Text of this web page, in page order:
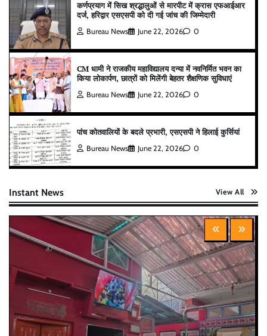
कर्णप्रयाग में सिख श्रद्धालुओं से मारपीट में क्रास एफआईआर
दर्ज, हरिद्वार एसएसपी को दी गई जांच की जिम्मेदारी
Bureau News June 22, 2026 0
CM धामी ने राजकीय महाविद्यालय दन्या में नवनिर्मित भवन का
किया लोकार्पण, छात्रों को मिलेंगी बेहतर शैक्षणिक सुविधाएं
Bureau News June 22, 2026 0
पांच कोतवालियों के बदले प्रभारी, एसएसपी ने हिलाई कुर्सियां
Bureau News June 22, 2026 0
Instant News View All